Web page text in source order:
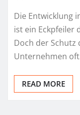
Die Entwicklung
ist ein Eckpfeiler
Doch der
Unternehmen
READ MORE